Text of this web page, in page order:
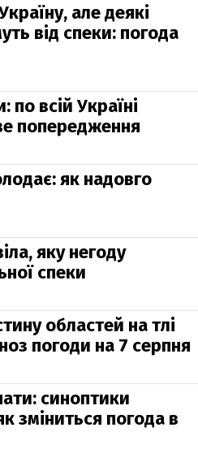
але деякі
від спеки: погода
по всій Україні
попередження
як надовго
яку негоду
спеки
областей на тлі
погоди на 7 серпня
синоптики
зміниться погода в